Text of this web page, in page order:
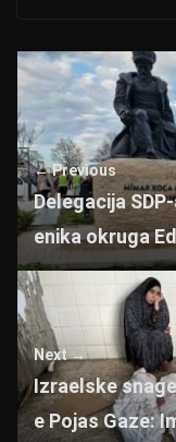
at
s
A
p
p
er
← Previous
Delegacija
enika okruga
Next →
Izraelske
e Pojas Gaze: